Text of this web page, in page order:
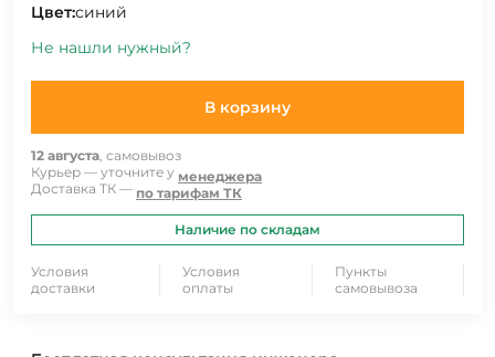
Цвет:синий
Не нашли нужный?
В корзину
12 августа , самовывоз
Курьер — уточните у менеджера
Доставка ТК — по тарифам ТК
Наличие по складам
Условия
доставки
Условия
оплаты
Пункты
самовывоза